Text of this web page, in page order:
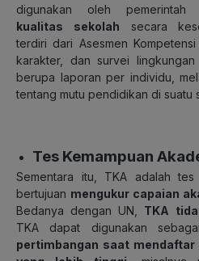
digunakan oleh
kualitas sekolah secara
terdiri dari Asesmen
karakter, dan survei
berupa laporan per individu,
tentang mutu pendidikan di suatu
Tes Kemampuan
Sementara itu, TKA adalah
bertujuan mengukur capaian
Bedanya dengan UN, TKA
TKA dapat digunakan
pertimbangan saat mendaftar